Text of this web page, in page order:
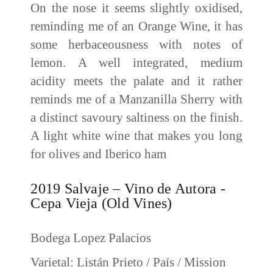
On the nose it seems slightly oxidised,
reminding me of an Orange Wine, it has
some herbaceousness with notes of
lemon. A well integrated, medium
acidity meets the palate and it rather
reminds me of a Manzanilla Sherry with
a distinct savoury saltiness on the finish.
A light white wine that makes you long
for olives and Iberico ham
2019 Salvaje – Vino de Autora -
Cepa Vieja (Old Vines)
Bodega Lopez Palacios
Varietal: Listán Prieto / País / Mission